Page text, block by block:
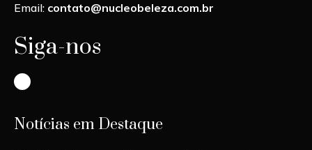
Email: contato@nucleobeleza.com.br
Siga-nos
Instagram
Notícias em Destaque